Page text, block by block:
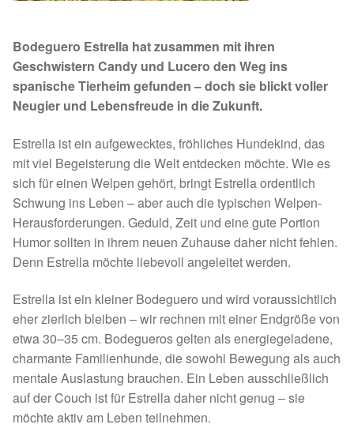
Januar bis Juni 2024
Spenden 2023
Juli bis Dezember 2023
Januar bis Juni 2023
Spenden 2022
Juli bis Dezember 2022
Januar bis Juni 2022
Spenden 2021
Juli bis Dezember 2021
Bodeguero Estrella hat zusammen mit ihren
Geschwistern Candy und Lucero den Weg ins
spanische Tierheim gefunden – doch sie blickt voller
Neugier und Lebensfreude in die Zukunft.
Estrella ist ein aufgewecktes, fröhliches Hundekind, das
mit viel Begeisterung die Welt entdecken möchte. Wie es
sich für einen Welpen gehört, bringt Estrella ordentlich
Schwung ins Leben – aber auch die typischen Welpen-
Herausforderungen. Geduld, Zeit und eine gute Portion
Humor sollten in ihrem neuen Zuhause daher nicht fehlen.
Denn Estrella möchte liebevoll angeleitet werden.
Estrella ist ein kleiner Bodeguero und wird voraussichtlich
eher zierlich bleiben – wir rechnen mit einer Endgröße von
etwa 30–35 cm. Bodegueros gelten als energiegeladene,
charmante Familienhunde, die sowohl Bewegung als auch
mentale Auslastung brauchen. Ein Leben ausschließlich
auf der Couch ist für Estrella daher nicht genug – sie
möchte aktiv am Leben teilnehmen.